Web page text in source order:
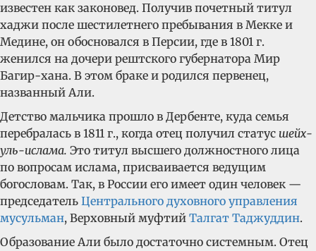
известен как законовед. Получив почетный титул
хаджи после шестилетнего пребывания в Мекке и
Медине, он обосновался в Персии, где в 1801 г.
женился на дочери рештского губернатора Мир
Багир-хана. В этом браке и родился первенец,
названный Али.
Детство мальчика прошло в Дербенте, куда семья
перебралась в 1811 г., когда отец получил статус шейх-
уль-ислама. Это титул высшего должностного лица
по вопросам ислама, присваивается ведущим
богословам. Так, в России его имеет один человек —
председатель Центрального духовного управления
мусульман, Верховный муфтий Талгат Таджуддин.
Образование Али было достаточно системным. Отец